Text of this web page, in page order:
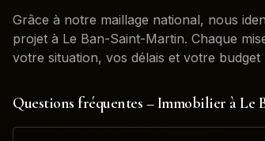
Grâce à notre maillage national, nous
projet à Le Ban-Saint-Martin. Chaque
votre situation, vos délais et votre
Questions fréquentes – Immobilier àLe